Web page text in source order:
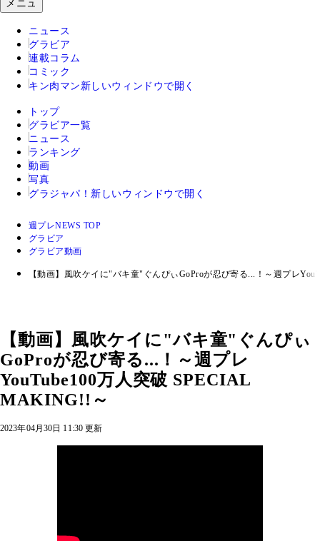
メニュ
ニュース
グラビア
連載コラム
コミック
キン肉マン 新しいウィンドウで開く
トップ
グラビア一覧
ニュース
ランキング
動画
写真
グラジャパ！ 新しいウィンドウで開く
週プレNEWS TOP
グラビア
グラビア動画
【動画】風吹ケイに"バキ童"ぐんぴぃGoProが忍び寄る...！～週プレ
【動画】風吹ケイに"バキ童"ぐんぴぃ
GoProが忍び寄る...！～週プレ
YouTube100万人突破 SPECIAL
MAKING!!～
2023年04月30日 11:30 更新